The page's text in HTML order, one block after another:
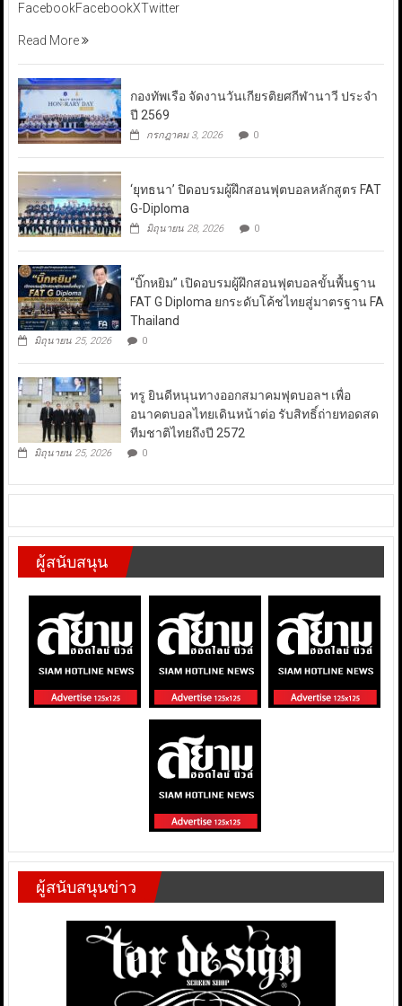
FacebookFacebookXTwitter
Read More
กองทัพเรือ จัดงานวันเกียรติยศกีฬานาวี ประจำ
ปี 2569
กรกฎาคม 3, 2026 0
‘ยุทธนา’ ปิดอบรมผู้ฝึกสอนฟุตบอลหลักสูตร FAT
G-Diploma
มิถุนายน 28, 2026 0
“บิ๊กหยิม” เปิดอบรมผู้ฝึกสอนฟุตบอลขั้นพื้นฐาน
FAT G Diploma ยกระดับโค้ชไทยสู่มาตรฐาน FA
Thailand
มิถุนายน 25, 2026 0
ทรู ยินดีหนุนทางออกสมาคมฟุตบอลฯ เพื่อ
อนาคตบอลไทยเดินหน้าต่อ รับสิทธิ์ถ่ายทอดสด
ทีมชาติไทยถึงปี 2572
มิถุนายน 25, 2026 0
ผู้สนับสนุน
ผู้สนับสนุนข่าว